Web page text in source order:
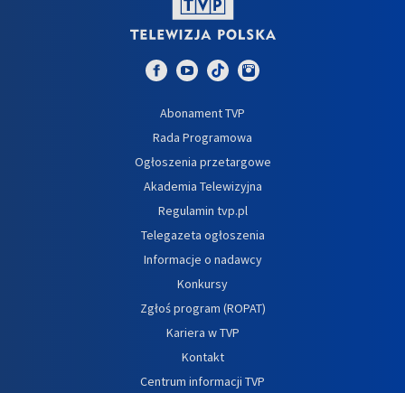
Abonament TVP
Rada Programowa
Ogłoszenia przetargowe
Akademia Telewizyjna
Regulamin tvp.pl
Telegazeta ogłoszenia
Informacje o nadawcy
Konkursy
Zgłoś program (ROPAT)
Kariera w TVP
Kontakt
Centrum informacji TVP